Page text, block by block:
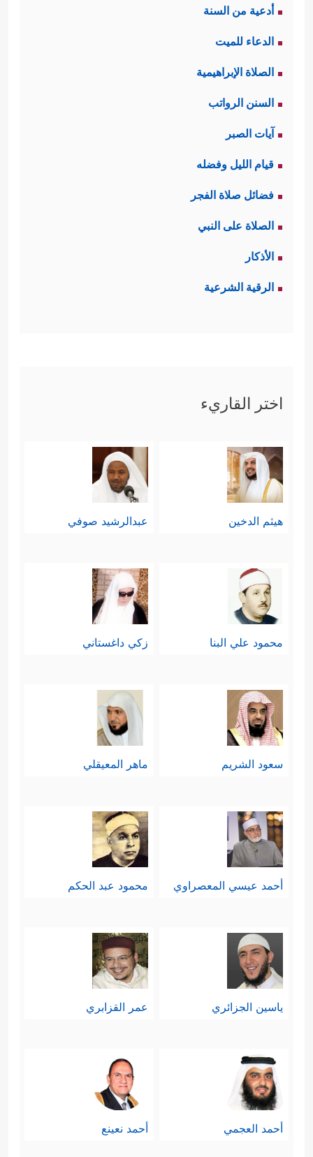
أدعية من السنة
الدعاء للميت
الصلاة الإبراهيمية
السنن الرواتب
آيات الصبر
قيام الليل وفضله
فضائل صلاة الفجر
الصلاة على النبي
الأذكار
الرقية الشرعية
اختر القاريء
هيثم الدخين عبدالرشيد صوفي
محمود علي البنا زكي داغستاني
سعود الشريم ماهر المعيقلي
أحمد عيسي المعصراوي محمود عبد الحكم
ياسين الجزائري عمر القزابري
أحمد العجمي أحمد نعينع